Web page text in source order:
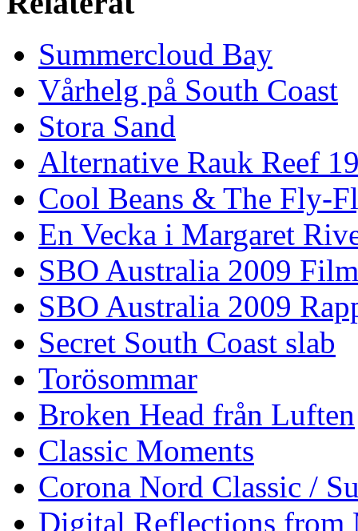
Summercloud Bay
Vårhelg på South Coast
Stora Sand
Alternative Rauk Reef
Cool Beans & The Fly-
En Vecka i Margaret
SBO Australia 2009 Film
SBO Australia 2009
Secret South Coast slab
Torösommar
Broken Head från Luften
Classic Moments
Corona Nord Classic /
Digital Reflections from